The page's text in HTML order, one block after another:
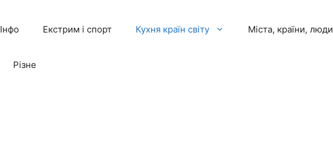
Інфо Екстрим і спорт Кухня країн світу Міста, країни, люди
Різне